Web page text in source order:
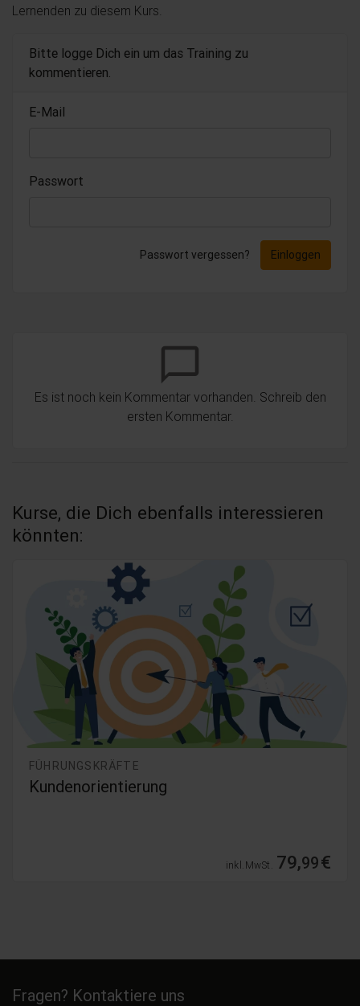
Lernenden zu diesem Kurs.
Bitte logge Dich ein um das Training zu
kommentieren.
E-Mail
Passwort
Passwort vergessen? Einloggen
chat_bubble_outline
Es ist noch kein Kommentar vorhanden. Schreib den
ersten Kommentar.
Kurse, die Dich ebenfalls interessieren
könnten:
FÜHRUNGSKRÄFTE
Psychische Gesundheit am Arbeitsplatz -
inkl. MwSt. 19,99€
Fragen? Kontaktiere uns